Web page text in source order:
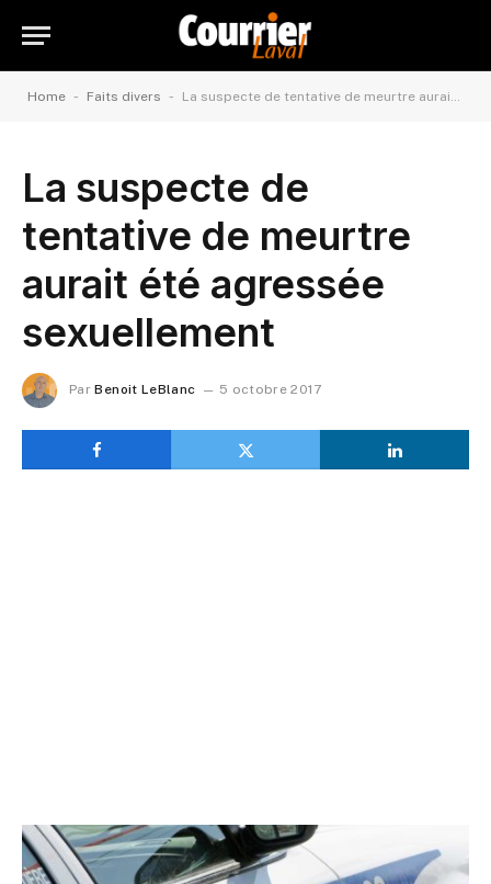
Home - Faits divers - La suspecte de tentative de meurtre aurait été agressée sexuellement
La suspecte de
tentative de meurtre
aurait été agressée
sexuellement
Par Benoit LeBlanc 5 octobre 2017